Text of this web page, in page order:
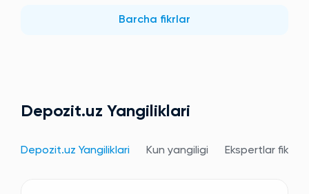
Barcha fikrlar
Depozit.uz Yangiliklari
Depozit.uz Yangiliklari Kun yangiligi Ekspertlar fikri